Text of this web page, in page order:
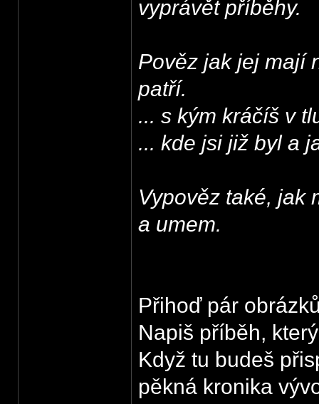
vyprávět příběhy.
Pověz jak jej mají
patří.
... s kým kráčíš v
... kde jsi již byl a
Vypověz také, jak
a umem.
Přihoď pár
Napiš příběh,
Když tu budeš
pěkná kronika